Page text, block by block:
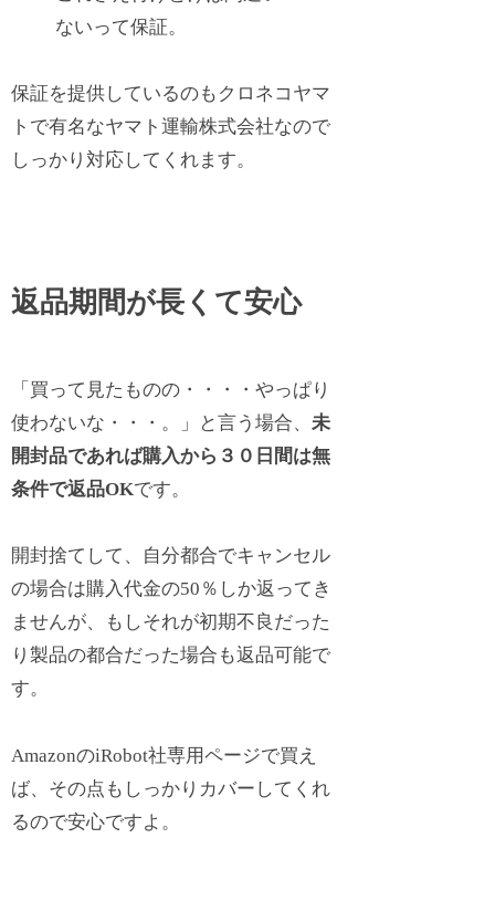
ないって保証。
保証を提供しているのもクロネコヤマ
トで有名なヤマト運輸株式会社なので
しっかり対応してくれます。
返品期間が長くて安心
「買って見たものの・・・・やっぱり
使わないな・・・。」と言う場合、 未
開封品であれば購入から３０日間は無
条件で返品OKです。
開封捨てして、自分都合でキャンセル
の場合は購入代金の50％しか返ってき
ませんが、もしそれが初期不良だった
り製品の都合だった場合も返品可能で
す。
AmazonのiRobot社専用ページで買え
ば、その点もしっかりカバーしてくれ
るので安心ですよ。